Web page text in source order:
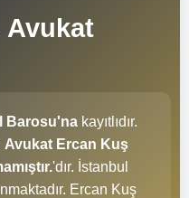
Avukat
Barosu'na kayıtlıdır.
Avukat Ercan Kuş
'dır. İstanbul
Ercan Kuş